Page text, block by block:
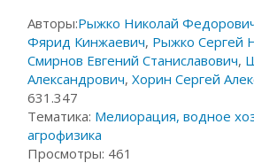
Авторы:Рыжко Николай
Фярид Кинжаевич, Рыжко Сергей
Смирнов Евгений Станиславович,
Александрович,Хорин Сергей
631.347
Тематика: Мелиорация, водное
агрофизика
Просмотры: 461